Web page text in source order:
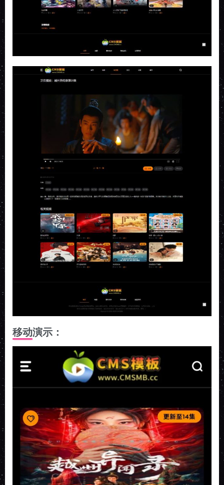
移动演示：